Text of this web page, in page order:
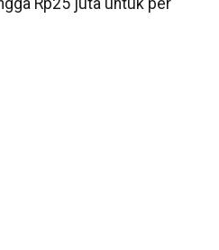
Rp25 juta untuk per